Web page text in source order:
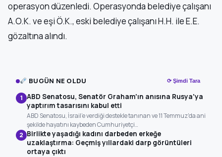
operasyon düzenledi. Operasyonda belediye çalışanı
A.O.K. ve eşi Ö.K., eski belediye çalışanı H.H. ile E.E.
gözaltına alındı.
BUGÜN NE OLDU ⟳ Şimdi Tara
1 ABD Senatosu, Senatör Graham'ın anısına Rusya'ya
yaptırım tasarısını kabul etti
ABD Senatosu, İsrail'e verdiği destekle tanınan ve 11 Temmuz'da ani
şekilde hayatını kaybeden Cumhuriyetçi…
2 Birlikte yaşadığı kadını darbeden erkeğe
uzaklaştırma: Geçmiş yıllardaki darp görüntüleri
ortaya çıktı